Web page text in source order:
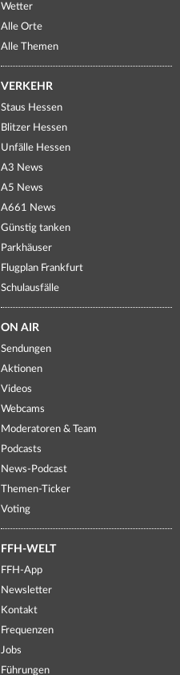
Wetter
Alle Orte
Alle Themen
VERKEHR
Staus Hessen
Blitzer Hessen
Unfälle Hessen
A3 News
A5 News
A661 News
Günstig tanken
Parkhäuser
Flugplan Frankfurt
Schulausfälle
ON AIR
Sendungen
Aktionen
Videos
Webcams
Moderatoren & Team
Podcasts
News-Podcast
Themen-Ticker
Voting
FFH-WELT
FFH-App
Newsletter
Kontakt
Frequenzen
Jobs
Führungen